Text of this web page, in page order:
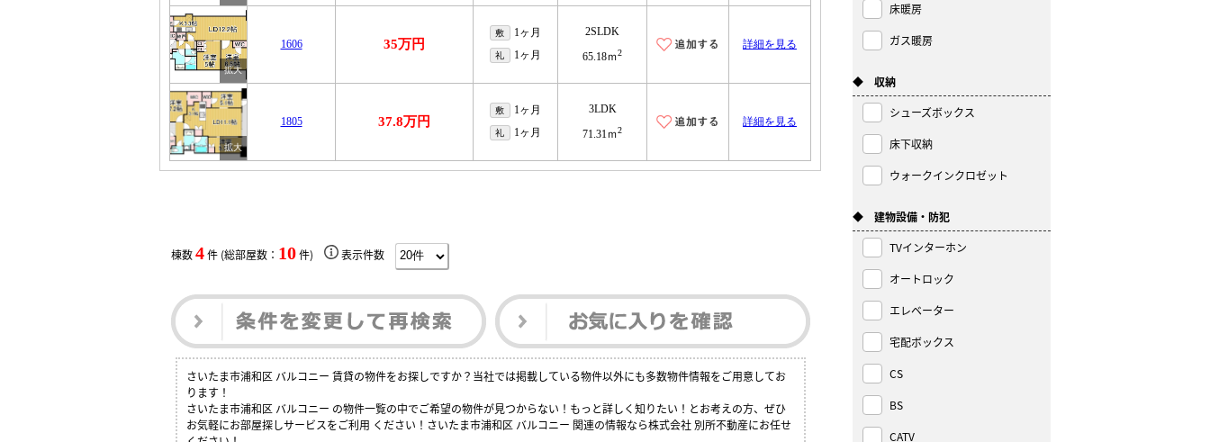
1606 35万円
敷 1ヶ月
礼 1ヶ月
2SLDK
65.18ｍ2
詳細を見る
1805 37.8万円
敷 1ヶ月
礼 1ヶ月
3LDK
71.31ｍ2
詳細を見る
棟数4件 (総部屋数： 10件) 表示件数
さいたま市浦和区 バルコニー 賃貸の物件をお探しですか？当社では掲載している物件以外にも多数物件情報をご用意してお
ります！
さいたま市浦和区 バルコニー の物件一覧の中でご希望の物件が見つからない！もっと詳しく知りたい！とお考えの方、ぜひ
お気軽にお部屋探しサービスをご利用 ください！さいたま市浦和区 バルコニー 関連の情報なら株式会社 別所不動産にお任せ
床暖房
ガス暖房
◆ 収納
シューズボックス
床下収納
ウォークインクロゼット
◆ 建物設備・防犯
TVインターホン
オートロック
エレベーター
宅配ボックス
CS
BS
CATV